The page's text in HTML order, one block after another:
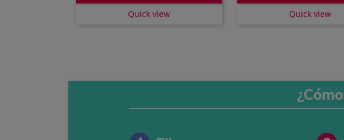
Quick view Quick view